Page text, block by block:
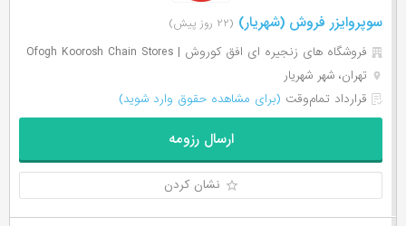
سوپروایزر فروش (شهریار) (۲۲ روز پیش)
فروشگاه های زنجیره ای افق کوروش | Ofogh Koorosh Chain Stores
تهران، شهر شهریار
قرارداد تمام‌وقت (برای مشاهده حقوق وارد شوید)
ارسال رزومه
نشان کردن